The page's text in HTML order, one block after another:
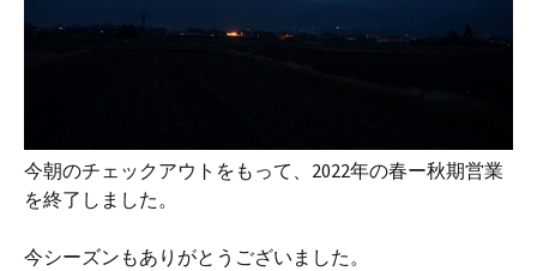
今朝のチェックアウトをもって、2022年の春ー秋期営業
を終了しました。
今シーズンもありがとうございました。